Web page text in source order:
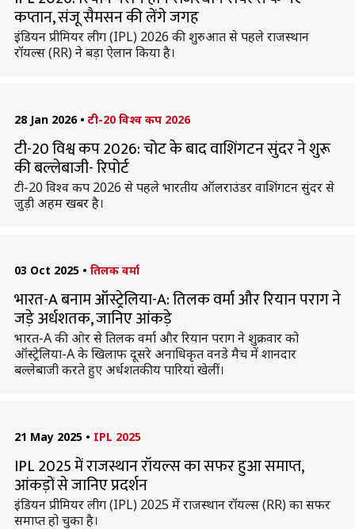
कप्तान, संजू सैमसन की लेंगे जगह
इंडियन प्रीमियर लीग (IPL) 2026 की शुरुआत से पहले राजस्थान
रॉयल्स (RR) ने बड़ा ऐलान किया है।
28 Jan 2026 • टी-20 विश्व कप 2026
टी-20 विश्व कप 2026: चोट के बाद वाशिंगटन सुंदर ने शुरू
की बल्लेबाजी- रिपोर्ट
टी-20 विश्व कप 2026 से पहले भारतीय ऑलराउंडर वाशिंगटन सुंदर से
जुड़ी अहम खबर है।
03 Oct 2025 • तिलक वर्मा
भारत-A बनाम ऑस्ट्रेलिया-A: तिलक वर्मा और रियान पराग ने
जड़े अर्धशतक, जानिए आंकड़े
भारत-A की ओर से तिलक वर्मा और रियान पराग ने शुक्रवार को
ऑस्ट्रेलिया-A के खिलाफ दूसरे अनाधिकृत वनडे मैच में शानदार
बल्लेबाजी करते हुए अर्धशतकीय पारियां खेलीं।
21 May 2025 • IPL 2025
IPL 2025 में राजस्थान रॉयल्स का सफर हुआ समाप्त,
आंकड़ों से जानिए प्रदर्शन
इंडियन प्रीमियर लीग (IPL) 2025 में राजस्थान रॉयल्स (RR) का सफर
समाप्त हो चुका है।